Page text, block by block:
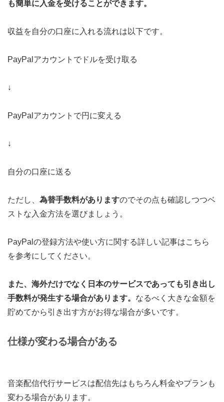
も簡単に入金を受けることができます。
収益を自分の口座に入れる流れは以下です。
PayPalアカウントでドルを受け取る
↓
PayPalアカウントで円に変える
↓
自分の口座に送る
ただし、 為替手数料がありますのでその点も確認しつつベ
ストな入金方法を選びましょう。
PayPalの登録方法や使い方に関する詳しい記事はこちら
を参考にしてください。
また、海外だけでなく日本のサービスであっても引き出し
手数料が発生する場合があります。 なるべく大きな金額を
貯めてから引き出す方がお得な場合が多いです。
仕様が変わる場合がある
音楽配信代行サービスは配信先はもちろん料金やプランも
変わる場合があります。